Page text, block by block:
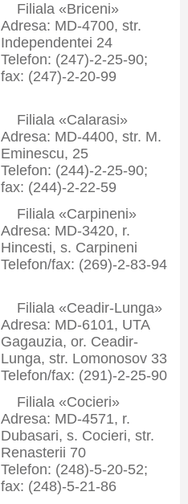
Filiala «Briceni»
Adresa: MD-4700, str.
Independentei 24
Telefon: (247)-2-25-90;
fax: (247)-2-20-99
Filiala «Calarasi»
Adresa: MD-4400, str. M.
Eminescu, 25
Telefon: (244)-2-25-90;
fax: (244)-2-22-59
Filiala «Carpineni»
Adresa: MD-3420, r.
Hincesti, s. Carpineni
Telefon/fax: (269)-2-83-94
Filiala «Ceadir-Lunga»
Adresa: MD-6101, UTA
Gagauzia, or. Ceadir-
Lunga, str. Lomonosov 33
Telefon/fax: (291)-2-25-90
Filiala «Cocieri»
Adresa: MD-4571, r.
Dubasari, s. Cocieri, str.
Renasterii 70
Telefon: (248)-5-20-52;
fax: (248)-5-21-86